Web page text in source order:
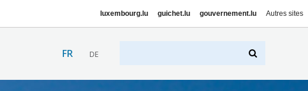
luxembourg.lu guichet.lu gouvernement.lu Autres sites
FR DE